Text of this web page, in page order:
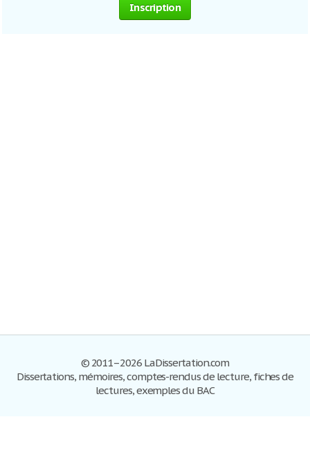
Inscription
© 2011–2026 LaDissertation.com
Dissertations, mémoires, comptes-rendus de lecture, fiches de
lectures, exemples du BAC